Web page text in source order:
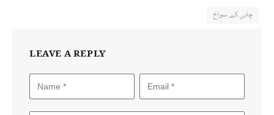
چابی کے سوراخ
LEAVE A REPLY